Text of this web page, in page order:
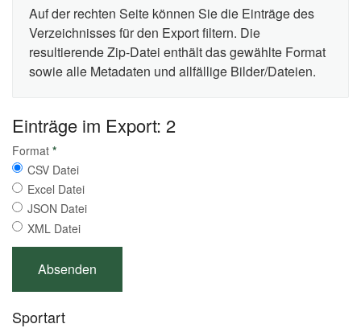
Auf der rechten Seite können Sie die Einträge des
Verzeichnisses für den Export filtern. Die
resultierende Zip-Datei enthält das gewählte Format
sowie alle Metadaten und allfällige Bilder/Dateien.
Einträge im Export: 2
Format *
CSV Datei
Excel Datei
JSON Datei
XML Datei
Sportart